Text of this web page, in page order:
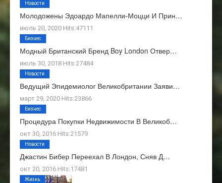
Молодожены Эдоардо Мапелли-Моцци И Прин…
июль 20, 2020 Hits:47111
Новости
Модный Британский Бренд Boy London Отвер…
июль 30, 2018 Hits:27484
Бизнес
Ведущий Эпидемиолог Великобритании Заяви…
март 29, 2020 Hits:23866
Новости
Процедура Покупки Недвижимости В Великоб…
окт 30, 2016 Hits:21579
Бизнес
Джастин Бибер Переехал В Лондон, Сняв Д…
окт 20, 2016 Hits:17481
Новости
Жизнь